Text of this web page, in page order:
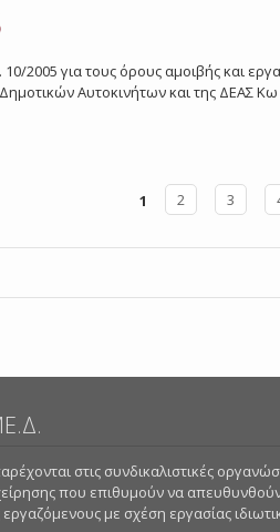
για τους όρους αμοιβής και
Αυτοκινήτων και της ΔΕΑΣ Κω
1 2 3
στις συνδικαλιστικές
που επιθυμούν να
με σχέση εργασίας